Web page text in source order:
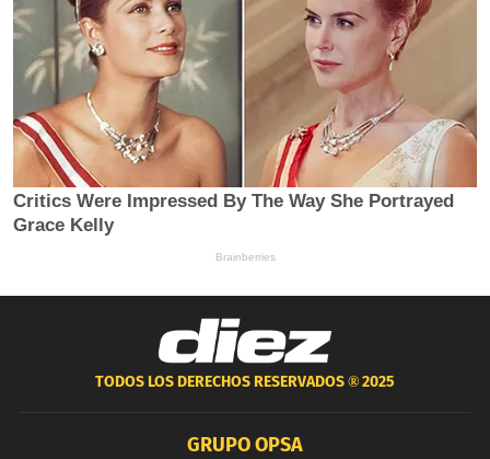
TODOS LOS DERECHOS RESERVADOS ®2025
GRUPO OPSA